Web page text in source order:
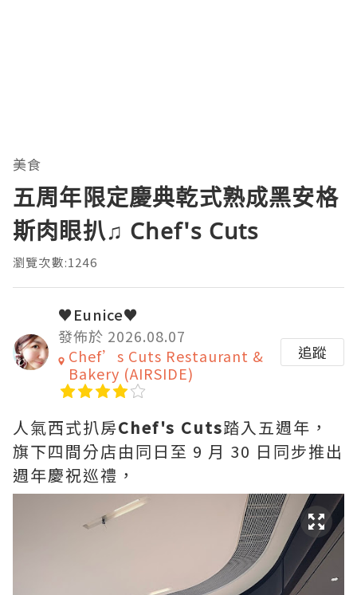
美食
五周年限定慶典乾式熟成黑安格
斯肉眼扒♫ Chef's Cuts
瀏覽次數:1246
♥Eunice♥
發佈於 2026.08.07
Chef’s Cuts Restaurant &
Bakery (AIRSIDE)
追蹤
人氣西式扒房Chef's Cuts踏入五週年，
旗下四間分店由同日至 9 月 30 日同步推出
週年慶祝巡禮，